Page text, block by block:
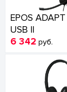
EPOS
USB II
6 342 руб.